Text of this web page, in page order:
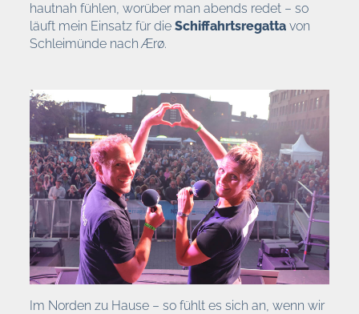
hautnah fühlen, worüber man abends redet – so
läuft mein Einsatz für dieSchiffahrtsregatta von
Schleimünde nach Ærø.
Im Norden zu Hause – so fühlt es sich an, wenn wir